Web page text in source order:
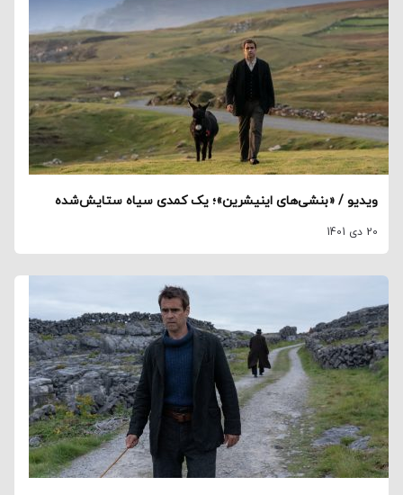
ویدیو / «بنشی‌های اینیشرین»؛ یک کمدی سیاه ستایش‌شده
20 دی 1401